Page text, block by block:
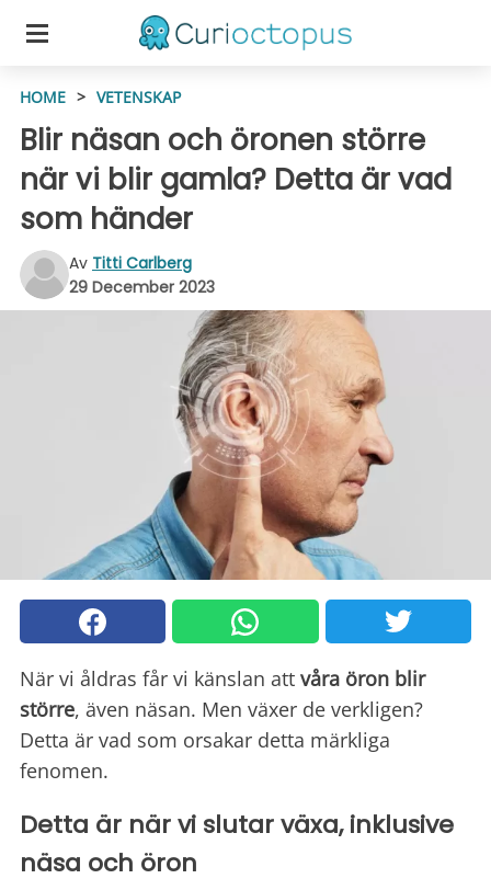
HOME > VETENSKAP
Blir näsan och öronen större
när vi blir gamla? Detta är vad
som händer
Av Titti Carlberg
29 December 2023
När vi åldras får vi känslan att våra öron blir
större, även näsan. Men växer de verkligen?
Detta är vad som orsakar detta märkliga
fenomen.
Detta är när vi slutar växa, inklusive
näsa och öron